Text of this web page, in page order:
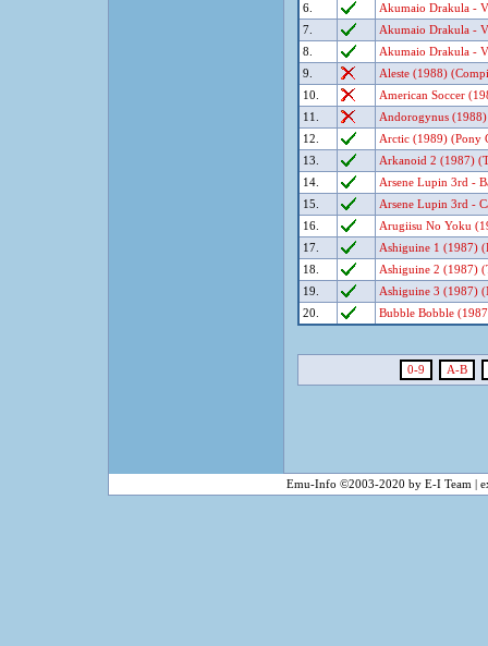
6.
Akumaio Drakula -
7.
Akumaio Drakula -
8.
Akumaio Drakula -
9.
Aleste (1988)
10.
American Soccer
11.
Andorogynus
12.
Arctic (1989) (Pony
13.
Arkanoid 2 (1987)
14.
Arsene Lupin 3rd -
15.
Arsene Lupin 3rd -
16.
Arugiisu No Yoku
17.
Ashiguine 1 (1987)
18.
Ashiguine 2 (1987)
19.
Ashiguine 3 (1987)
20.
Bubble Bobble
0-9 A-B
Emu-Info ©2003-2020 by E-I Team |